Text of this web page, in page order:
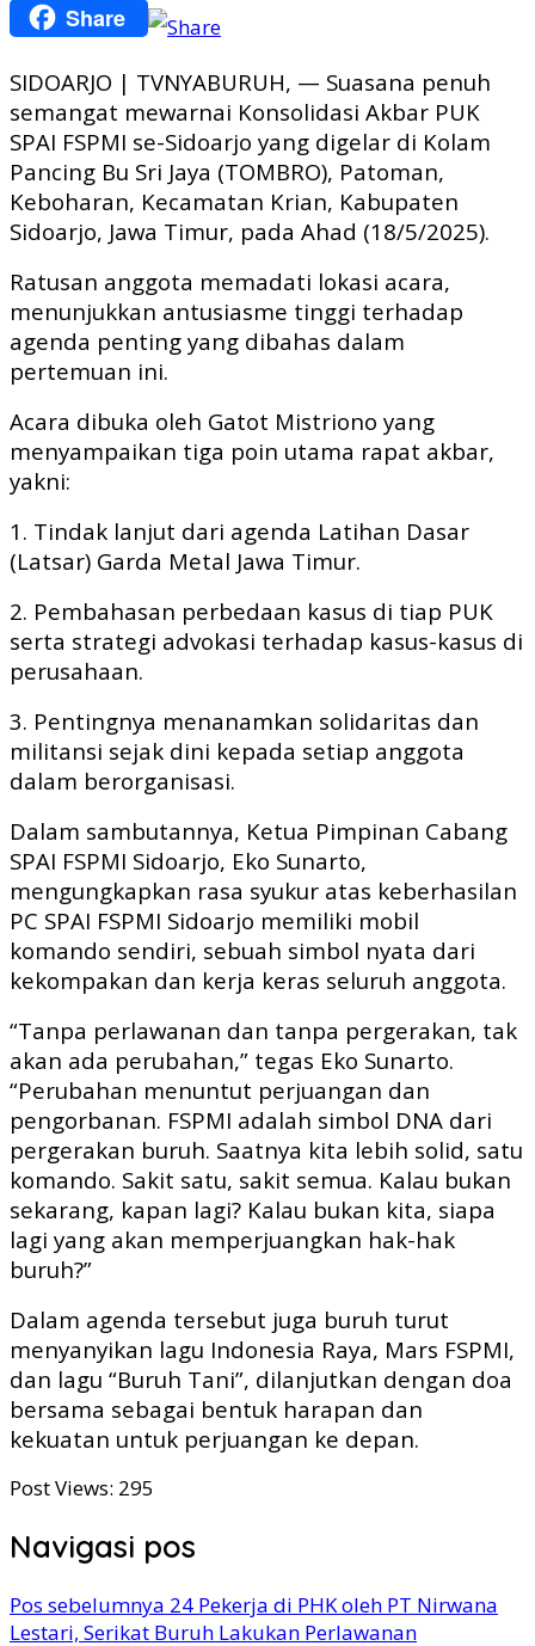
Copy Share
SIDOARJO | TVNYABURUH, — Suasana penuh
semangat mewarnai Konsolidasi Akbar PUK
SPAI FSPMI se-Sidoarjo yang digelar di Kolam
Pancing Bu Sri Jaya (TOMBRO), Patoman,
Keboharan, Kecamatan Krian, Kabupaten
Sidoarjo, Jawa Timur, pada Ahad (18/5/2025).
Ratusan anggota memadati lokasi acara,
menunjukkan antusiasme tinggi terhadap
agenda penting yang dibahas dalam
pertemuan ini.
Acara dibuka oleh Gatot Mistriono yang
menyampaikan tiga poin utama rapat akbar,
yakni:
1. Tindak lanjut dari agenda Latihan Dasar
(Latsar) Garda Metal Jawa Timur.
2. Pembahasan perbedaan kasus di tiap PUK
serta strategi advokasi terhadap kasus-kasus di
perusahaan.
3. Pentingnya menanamkan solidaritas dan
militansi sejak dini kepada setiap anggota
dalam berorganisasi.
Dalam sambutannya, Ketua Pimpinan Cabang
SPAI FSPMI Sidoarjo, Eko Sunarto,
mengungkapkan rasa syukur atas keberhasilan
PC SPAI FSPMI Sidoarjo memiliki mobil
komando sendiri, sebuah simbol nyata dari
kekompakan dan kerja keras seluruh anggota.
“Tanpa perlawanan dan tanpa pergerakan, tak
akan ada perubahan,” tegas Eko Sunarto.
“Perubahan menuntut perjuangan dan
pengorbanan. FSPMI adalah simbol DNA dari
pergerakan buruh. Saatnya kita lebih solid, satu
komando. Sakit satu, sakit semua. Kalau bukan
sekarang, kapan lagi? Kalau bukan kita, siapa
lagi yang akan memperjuangkan hak-hak
buruh?”
Dalam agenda tersebut juga buruh turut
menyanyikan lagu Indonesia Raya, Mars FSPMI,
dan lagu “Buruh Tani”, dilanjutkan dengan doa
bersama sebagai bentuk harapan dan
kekuatan untuk perjuangan ke depan.
Post Views: 295
Navigasi pos
Pos sebelumnya 24 Pekerja di PHK oleh PT Nirwana
Lestari, Serikat Buruh Lakukan Perlawanan